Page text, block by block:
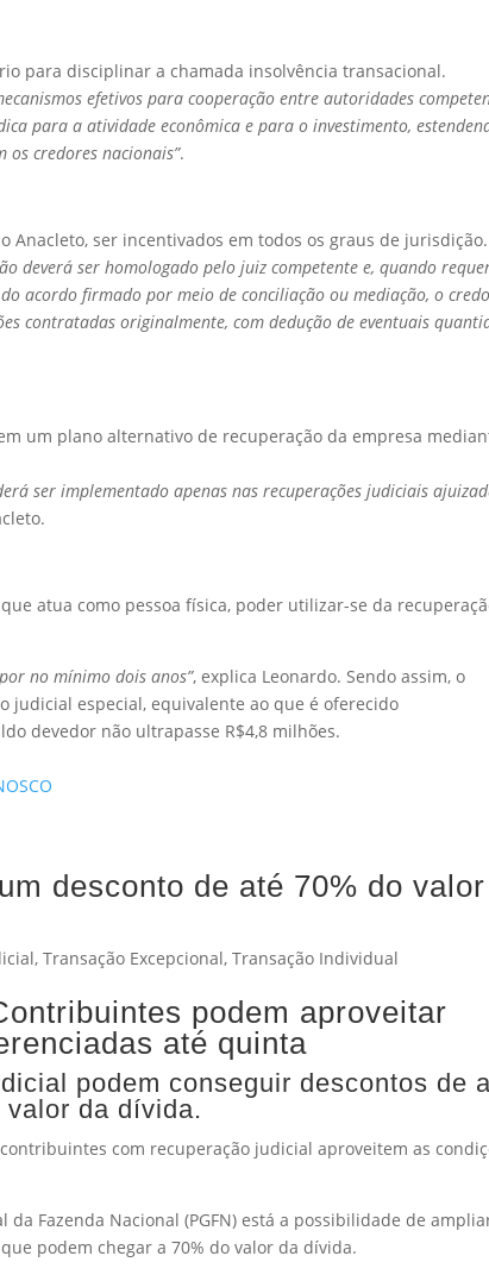
para disciplinar a chamada insolvência transacional.
efetivos para cooperação entre autoridades
para a atividade econômica e para o investimento,
os credores nacionais”.
Anacleto, ser incentivados em todos os graus de jurisdição.
deverá ser homologado pelo juiz competente e, quando
acordo firmado por meio de conciliação ou mediação, o
contratadas originalmente, com dedução de eventuais
um plano alternativo de recuperação da empresa
ser implementado apenas nas recuperações judiciais
atua como pessoa física, poder utilizar-se da
no mínimo dois anos”, explica Leonardo. Sendo assim, o
especial, equivalente ao que é oferecido
devedor não ultrapasse R$4,8 milhões.
desconto de até 70% do valor
,Transação Excepcional,Transação Individual
podem aproveitar
até quinta
podem conseguir descontos de
valor da dívida.
com recuperação judicial aproveitem as
Fazenda Nacional (PGFN) está a possibilidade de
podem chegar a 70% do valor da dívida.